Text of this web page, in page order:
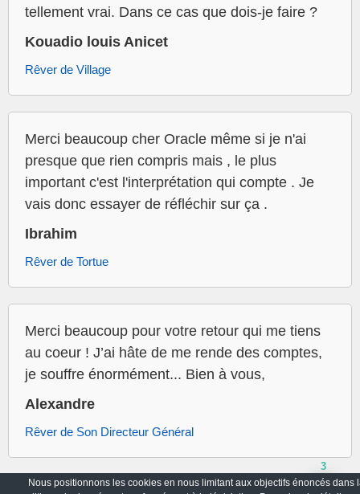
tellement vrai. Dans ce cas que dois-je faire ?
Kouadio louis Anicet
Rêver de Village
Merci beaucoup cher Oracle même si je n'ai
presque que rien compris mais , le plus
important c'est l'interprétation qui compte . Je
vais donc essayer de réfléchir sur ça .
Ibrahim
Rêver de Tortue
Merci beaucoup pour votre retour qui me tiens
au coeur ! J’ai hâte de me rende des comptes,
je souffre énormément... Bien à vous,
Alexandre
Rêver de Son Directeur Général
Nous positionnons les cookies en nous limitant aux objectifs énoncés dans
3